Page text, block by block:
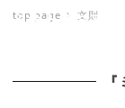
ミナトノキズナ
top page 文則